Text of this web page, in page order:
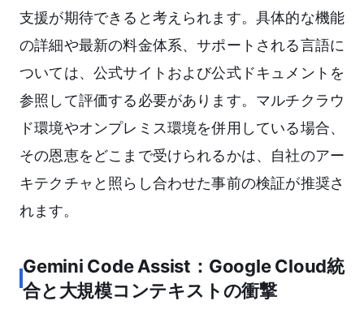
支援が期待できると考えられます。具体的な機能
の詳細や最新の料金体系、サポートされる言語に
ついては、公式サイトおよび公式ドキュメントを
参照して評価する必要があります。マルチクラウ
ド環境やオンプレミス環境を併用している場合、
その恩恵をどこまで受けられるかは、自社のアー
キテクチャと照らし合わせた事前の検証が推奨さ
れます。
Gemini Code Assist：Google Cloud統
合と大規模コンテキストの衝撃